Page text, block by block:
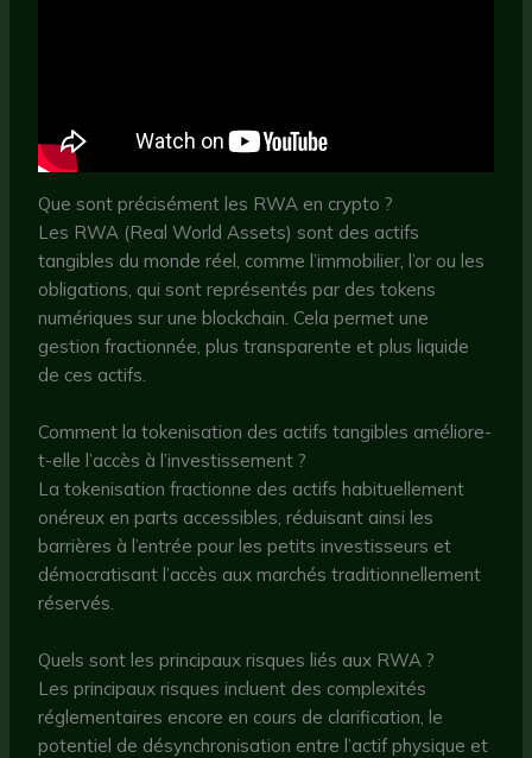
Que sont précisément les RWA en crypto ?
Les RWA (Real World Assets) sont des actifs
tangibles du monde réel, comme l’immobilier, l’or ou les
obligations, qui sont représentés par des tokens
numériques sur une blockchain. Cela permet une
gestion fractionnée, plus transparente et plus liquide
de ces actifs.
Comment la tokenisation des actifs tangibles améliore-
t-elle l’accès à l’investissement ?
La tokenisation fractionne des actifs habituellement
onéreux en parts accessibles, réduisant ainsi les
barrières à l’entrée pour les petits investisseurs et
démocratisant l’accès aux marchés traditionnellement
réservés.
Quels sont les principaux risques liés aux RWA ?
Les principaux risques incluent des complexités
réglementaires encore en cours de clarification, le
potentiel de désynchronisation entre l’actif physique et